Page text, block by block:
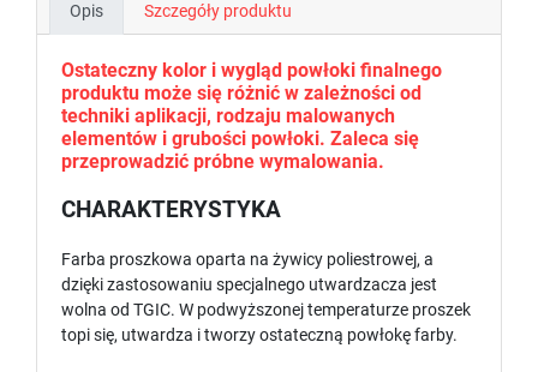
Opis Szczegóły produktu
Ostateczny kolor i wygląd powłoki finalnego
produktu może się różnić w zależności od
techniki aplikacji, rodzaju malowanych
elementów i grubości powłoki. Zaleca się
przeprowadzić próbne wymalowania.
CHARAKTERYSTYKA
Farba proszkowa oparta na żywicy poliestrowej, a
dzięki zastosowaniu specjalnego utwardzacza jest
wolna od TGIC. W podwyższonej temperaturze proszek
topi się, utwardza i tworzy ostateczną powłokę farby.